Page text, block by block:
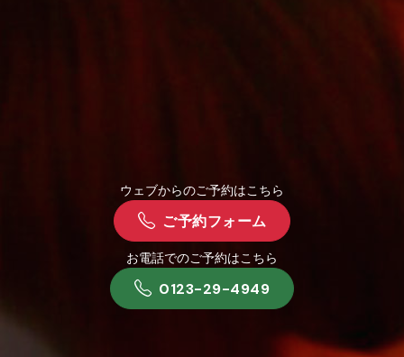
ウェブからのご予約はこちら
ご予約フォーム
お電話でのご予約はこちら
0123-29-4949